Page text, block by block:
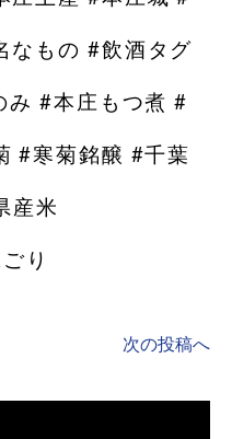
なもの #飲酒タグ
み #本庄もつ煮 #
#寒菊銘醸 #千葉
産米
り
次の投稿へ